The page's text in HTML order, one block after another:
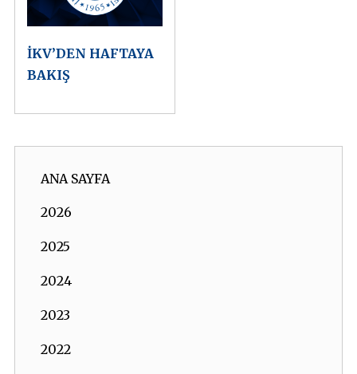
İKV’DEN HAFTAYA
BAKIŞ
ANA SAYFA
2026
2025
2024
2023
2022